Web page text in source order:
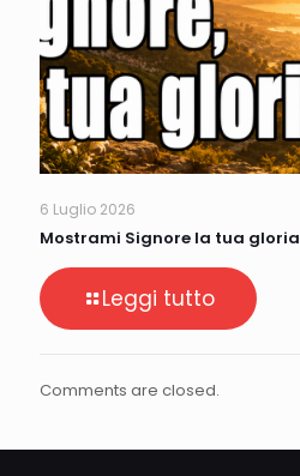
6 Luglio 2026
Mostrami Signore la tua gloria
Leggi tutto
Comments are closed.